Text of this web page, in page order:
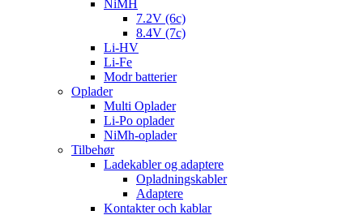
NiMH
7.2V (6c)
8.4V (7c)
Li-HV
Li-Fe
Modr batterier
Oplader
Multi Oplader
Li-Po oplader
NiMh-oplader
Tilbehør
Ladekabler og adaptere
Opladningskabler
Adaptere
Kontakter och kablar